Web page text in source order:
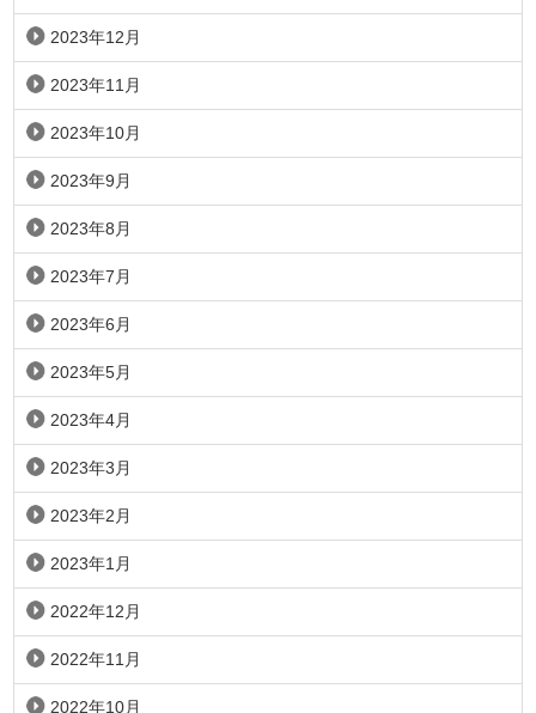
2023年12月
2023年11月
2023年10月
2023年9月
2023年8月
2023年7月
2023年6月
2023年5月
2023年4月
2023年3月
2023年2月
2023年1月
2022年12月
2022年11月
2022年10月